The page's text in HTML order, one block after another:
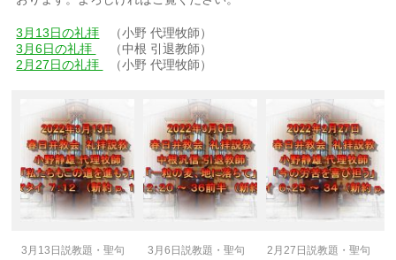
3月13日の礼拝 （小野 代理牧師）
3月6日の礼拝
（中根 引退教師）
2月27日の礼拝
（小野 代理牧師）
3月13日説教題・聖句 3月6日説教題・聖句 2月27日説教題・聖句